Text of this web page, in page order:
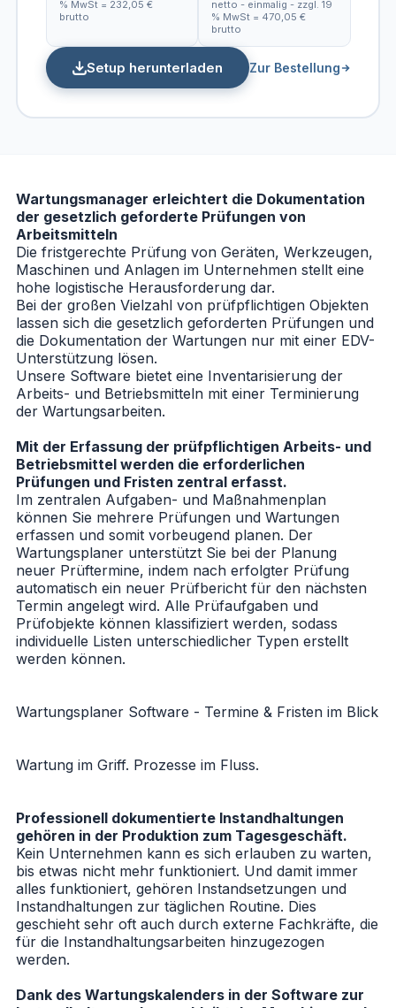
% MwSt = 232,05 €
brutto
netto - einmalig - zzgl. 19
% MwSt = 470,05 €
brutto
Setup herunterladen Zur Bestellung
Wartungsmanager erleichtert die Dokumentation
der gesetzlich geforderte Prüfungen von
Arbeitsmitteln
Die fristgerechte Prüfung von Geräten, Werkzeugen,
Maschinen und Anlagen im Unternehmen stellt eine
hohe logistische Herausforderung dar.
Bei der großen Vielzahl von prüfpflichtigen Objekten
lassen sich die gesetzlich geforderten Prüfungen und
die Dokumentation der Wartungen nur mit einer EDV-
Unterstützung lösen.
Unsere Software bietet eine Inventarisierung der
Arbeits- und Betriebsmitteln mit einer Terminierung
der Wartungsarbeiten.
Mit der Erfassung der prüfpflichtigen Arbeits- und
Betriebsmittel werden die erforderlichen
Prüfungen und Fristen zentral erfasst.
Im zentralen Aufgaben- und Maßnahmenplan
können Sie mehrere Prüfungen und Wartungen
erfassen und somit vorbeugend planen. Der
Wartungsplaner unterstützt Sie bei der Planung
neuer Prüftermine, indem nach erfolgter Prüfung
automatisch ein neuer Prüfbericht für den nächsten
Termin angelegt wird. Alle Prüfaufgaben und
Prüfobjekte können klassifiziert werden, sodass
individuelle Listen unterschiedlicher Typen erstellt
werden können.
Wartungsplaner Software - Termine & Fristen im Blick
Wartung im Griff. Prozesse im Fluss.
Professionell dokumentierte Instandhaltungen
gehören in der Produktion zum Tagesgeschäft.
Kein Unternehmen kann es sich erlauben zu warten,
bis etwas nicht mehr funktioniert. Und damit immer
alles funktioniert, gehören Instandsetzungen und
Instandhaltungen zur täglichen Routine. Dies
geschieht sehr oft auch durch externe Fachkräfte, die
für die Instandhaltungsarbeiten hinzugezogen
werden.
Dank des Wartungskalenders in der Software zur